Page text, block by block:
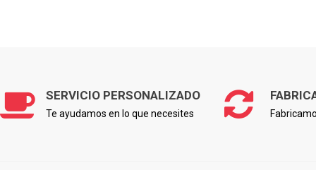
SERVICIO PERSONALIZADO
Te ayudamos en lo que necesites